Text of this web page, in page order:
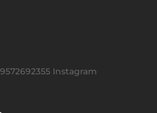
Instagram